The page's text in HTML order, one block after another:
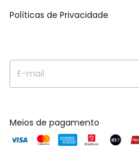
Políticas de Privacidade
Meios de pagamento